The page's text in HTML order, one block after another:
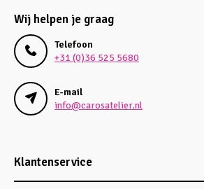
Wij helpen je graag
Telefoon
+31 (0)36 525 5680
E-mail
info@carosatelier.nl
Klantenservice